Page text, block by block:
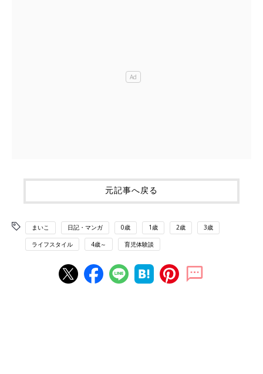
元記事へ戻る
まいこ 日記・マンガ 0歳 1歳 2歳 3歳
ライフスタイル 4歳～ 育児体験談